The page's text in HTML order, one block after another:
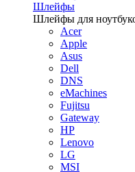
Шлейфы
Шлейфы для
Acer
Apple
Asus
Dell
DNS
eMachines
Fujitsu
Gateway
HP
Lenovo
LG
MSI